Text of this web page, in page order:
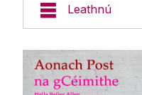
Leathnú
Cúrsaí
Foirgnimh & Eastáit